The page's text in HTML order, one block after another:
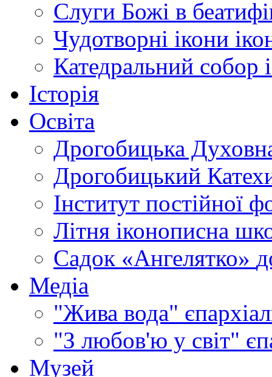
Слуги Божі в
Чудотворні ікони
Катедральний собор
Історія
Освіта
Дрогобицька
Дрогобицький
Інститут постійної
Літня іконописна
Садок «Ангелятко»
Медіа
"Жива вода"
"З любов'ю у світ"
Музей